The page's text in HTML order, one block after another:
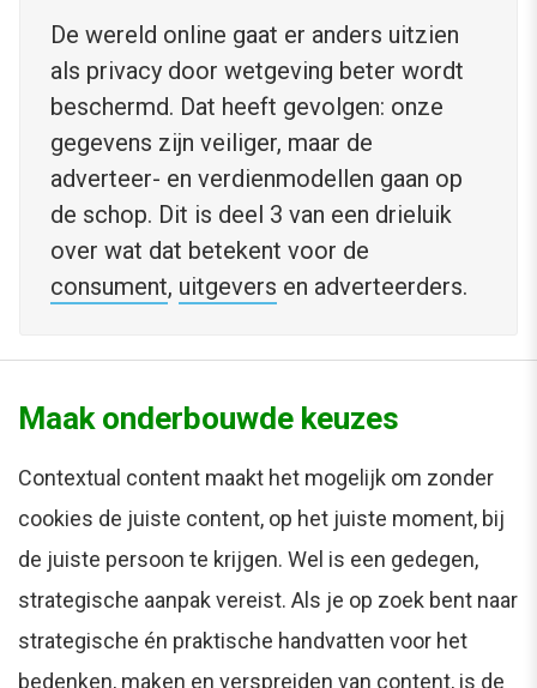
De wereld online gaat er anders uitzien
als privacy door wetgeving beter wordt
beschermd. Dat heeft gevolgen: onze
gegevens zijn veiliger, maar de
adverteer- en verdienmodellen gaan op
de schop. Dit is deel 3 van een drieluik
over wat dat betekent voor de
consument, uitgevers en adverteerders.
Maak onderbouwde keuzes
Contextual content maakt het mogelijk om zonder
cookies de juiste content, op het juiste moment, bij
de juiste persoon te krijgen. Wel is een gedegen,
strategische aanpak vereist. Als je op zoek bent naar
strategische én praktische handvatten voor het
bedenken, maken en verspreiden van content, is de